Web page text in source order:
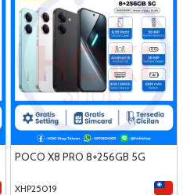
POCO X8 PRO 8+256GB 5G
XHP25019